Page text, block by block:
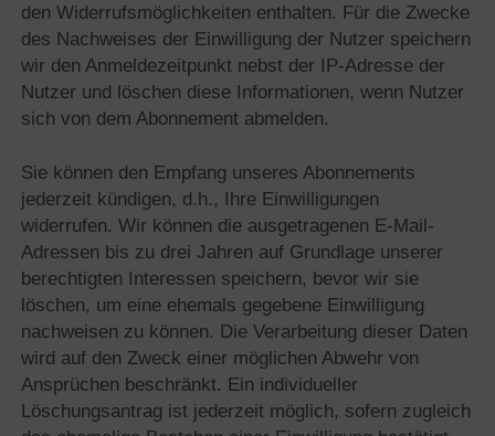
den Widerrufsmöglichkeiten enthalten. Für die Zwecke
des Nachweises der Einwilligung der Nutzer speichern
wir den Anmeldezeitpunkt nebst der IP-Adresse der
Nutzer und löschen diese Informationen, wenn Nutzer
sich von dem Abonnement abmelden.
Sie können den Empfang unseres Abonnements
jederzeit kündigen, d.h., Ihre Einwilligungen
widerrufen. Wir können die ausgetragenen E-Mail-
Adressen bis zu drei Jahren auf Grundlage unserer
berechtigten Interessen speichern, bevor wir sie
löschen, um eine ehemals gegebene Einwilligung
nachweisen zu können. Die Verarbeitung dieser Daten
wird auf den Zweck einer möglichen Abwehr von
Ansprüchen beschränkt. Ein individueller
Löschungsantrag ist jederzeit möglich, sofern zugleich